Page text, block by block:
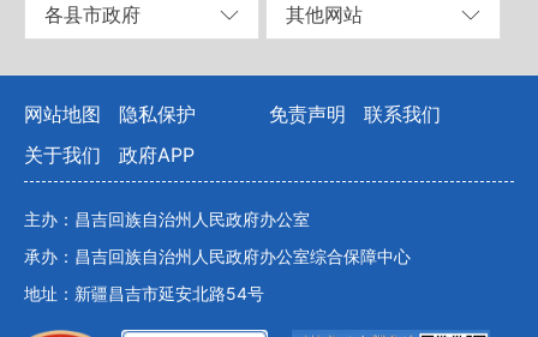
各县市政府 其他网站
网站地图 隐私保护 免责声明
联系我们
关于我们
政府APP
主办：昌吉回族自治州人民政府办公室
承办：昌吉回族自治州人民政府办公室综合保障中心
地址：新疆昌吉市延安北路54号